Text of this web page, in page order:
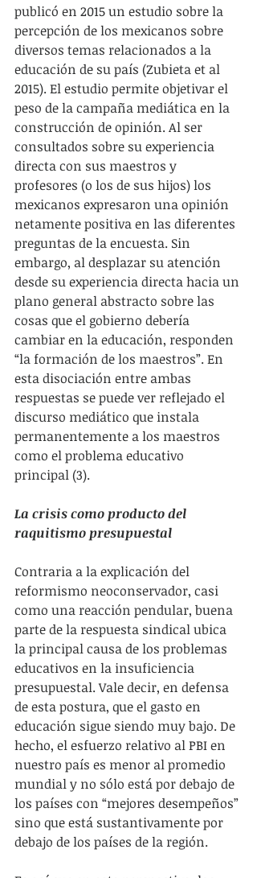
publicó en 2015 un estudio sobre la
percepción de los mexicanos sobre
diversos temas relacionados a la
educación de su país (Zubieta et al
2015). El estudio permite objetivar el
peso de la campaña mediática en la
construcción de opinión. Al ser
consultados sobre su experiencia
directa con sus maestros y
profesores (o los de sus hijos) los
mexicanos expresaron una opinión
netamente positiva en las diferentes
preguntas de la encuesta. Sin
embargo, al desplazar su atención
desde su experiencia directa hacia un
plano general abstracto sobre las
cosas que el gobierno debería
cambiar en la educación, responden
“la formación de los maestros”. En
esta disociación entre ambas
respuestas se puede ver reflejado el
discurso mediático que instala
permanentemente a los maestros
como el problema educativo
principal (3).
La crisis como producto del
raquitismo presupuestal
Contraria a la explicación del
reformismo neoconservador, casi
como una reacción pendular, buena
parte de la respuesta sindical ubica
la principal causa de los problemas
educativos en la insuficiencia
presupuestal. Vale decir, en defensa
de esta postura, que el gasto en
educación sigue siendo muy bajo. De
hecho, el esfuerzo relativo al PBI en
nuestro país es menor al promedio
mundial y no sólo está por debajo de
los países con “mejores desempeños”
sino que está sustantivamente por
debajo de los países de la región.